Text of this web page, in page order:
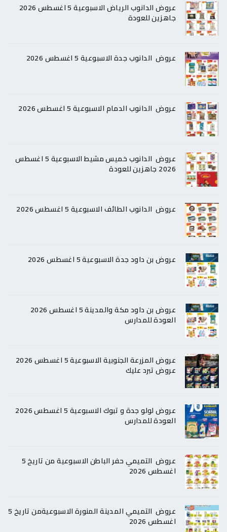
عروض الدانوب الرياض الاسبوعية 5 اغسطس 2026
جاهزين للعودة
عروض الدانوب جدة الاسبوعية 5 اغسطس 2026
عروض الدانوب الدمام الاسبوعية 5 اغسطس 2026
عروض الدانوب خميس مشيط الاسبوعية 5 اغسطس
2026 جاهزين للعودة
عروض الدانوب الطائف الاسبوعية 5 اغسطس 2026
عروض بن داود جدة الاسبوعية 5 اغسطس 2026
عروض بن داود مكة والمدينة 5 اغسطس 2026
العودة للمدارس
عروض المزرعة الجنوبية الاسبوعية 5 اغسطس 2026
عروض تبرد عليك
عروض لولو جدة و تبوك الاسبوعية 5 اغسطس 2026
العودة للمدارس
عروض التميمي حفر الباطن الاسبوعية من تاريخ 5
اغسطس 2026
عروض التميمي المدينة المنورة الاسبوعيةمن تاريخ 5
اغسطس 2026